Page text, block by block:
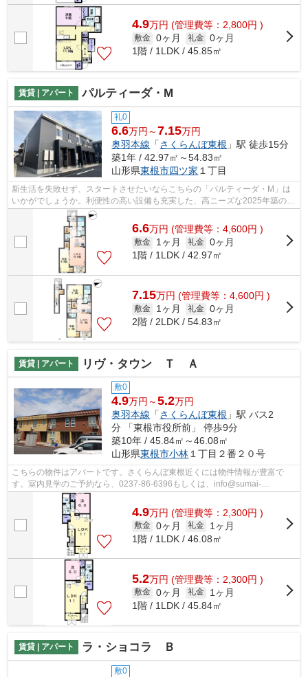
4.9万円 (管理費等：2,800円 )
敷金 0ヶ月 礼金 0ヶ月
1階 / 1LDK / 45.85㎡
賃貸 | アパート パルティーダ・M
礼0
6.6万円～7.15万円
奥羽本線 「さくらんぼ東根 」駅 徒歩15分
築1年 / 42.97㎡～54.83㎡
山形県東根市四ツ家 １丁目
新生活を失敗せず、スタートさせたいならこちらの「パルティーダ・M」は
いかがでしょうか。利便性の高い設備も充実した、高ニーズな2025年築の物
件です。住む人のことも考えられている...
6.6万円 (管理費等：4,600円 )
敷金 1ヶ月 礼金 0ヶ月
1階 / 1LDK / 42.97㎡
7.15万円 (管理費等：4,600円 )
敷金 1ヶ月 礼金 0ヶ月
2階 / 2LDK / 54.83㎡
賃貸 | アパート リヴ・タウン Ｔ Ａ
敷0
4.9万円～5.2万円
奥羽本線 「さくらんぼ東根 」駅 バス2
分 「東根市役所前」 停歩9分
築10年 / 45.84㎡～46.08㎡
山形県東根市小林１丁目２番２０号
こちらの物件はアパートです。さくらんぼ東根近くには物件情報が豊富で
す。室内見学のご予約なら、0237-86-6396もしくは、info@sumai-
room.comまでご連絡ください。
4.9万円 (管理費等：2,300円 )
敷金 0ヶ月 礼金
1ヶ月
1階 / 1LDK / 46.08㎡
5.2万円 (管理費等：2,300円 )
敷金 0ヶ月 礼金
1ヶ月
1階 / 1LDK / 45.84㎡
賃貸 | アパート ラ・ショコラ Ｂ
敷0